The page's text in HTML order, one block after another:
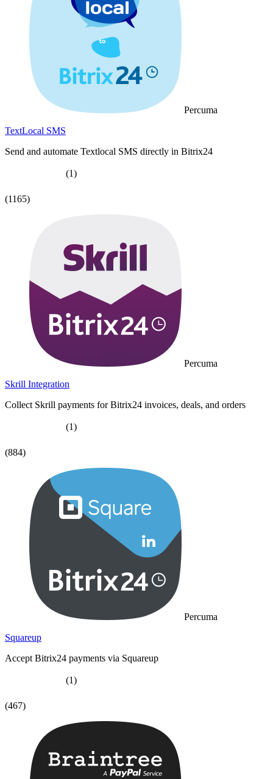
Percuma
TextLocal SMS
Send and automate Textlocal SMS directly in Bitrix24
(1)
(1165)
Percuma
Skrill Integration
Collect Skrill payments for Bitrix24 invoices, deals, and orders
(1)
(884)
Percuma
Squareup
Accept Bitrix24 payments via Squareup
(1)
(467)